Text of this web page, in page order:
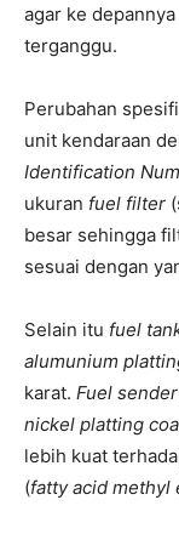
agar ke
terganggu.
Perubahan
unit kendaraan
Identification
ukuran fuel filter
besar sehingga
sesuai dengan
Selain itu fuel
alumunium
karat. Fuel
nickel platting
lebih kuat
(fatty acid methyl